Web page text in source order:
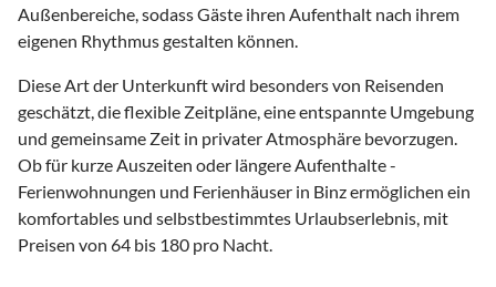
Außenbereiche, sodass Gäste ihren Aufenthalt nach ihrem
eigenen Rhythmus gestalten können.
Diese Art der Unterkunft wird besonders von Reisenden
geschätzt, die flexible Zeitpläne, eine entspannte Umgebung
und gemeinsame Zeit in privater Atmosphäre bevorzugen.
Ob für kurze Auszeiten oder längere Aufenthalte -
Ferienwohnungen und Ferienhäuser in Binz ermöglichen ein
komfortables und selbstbestimmtes Urlaubserlebnis, mit
Preisen von 64 bis 180 pro Nacht.